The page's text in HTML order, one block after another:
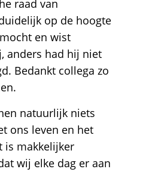
raad van
op de hoogte
en wist
anders had hij niet
Bedankt collega zo
natuurlijk niets
ons leven en het
is makkelijker
wij elke dag er aan